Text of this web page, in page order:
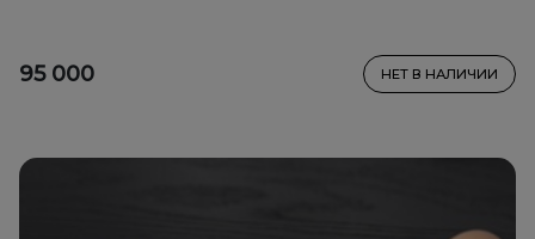
95 000 НЕТ В НАЛИЧИИ